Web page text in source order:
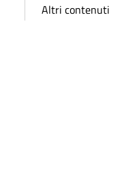
Altri contenuti